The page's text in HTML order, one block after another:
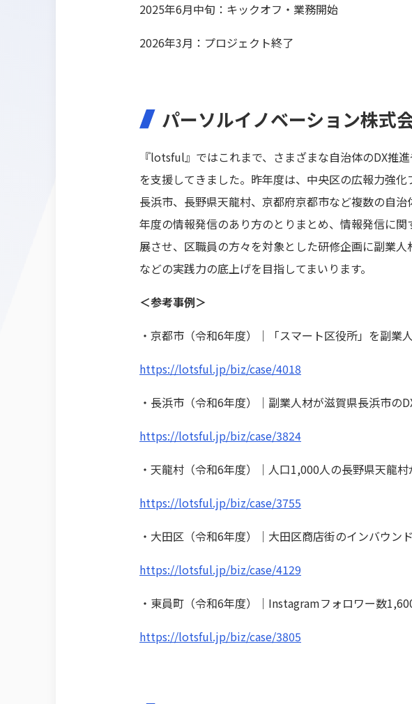
2025年6月中旬：キックオフ・業務開始
2026年3月：プロジェクト終了
パーソルイノベーション株
『lotsful』ではこれまで、さまざまな自治体のDX推
を支援してきました。昨年度は、中央区の広報力強
長浜市、長野県天龍村、京都府京都市など複数の自
年度の情報発信のあり方のとりまとめ、情報発信に
展させ、区職員の方々を対象とした研修企画に副業
などの実践力の底上げを目指してまいります。
＜参考事例＞
・京都市（令和6年度）｜「スマート区役所」を副
https://lotsful.jp/biz/case/4018
・長浜市（令和6年度）｜副業人材が滋賀県長浜市の
https://lotsful.jp/biz/case/3824
・天龍村（令和6年度）｜人口1,000人の長野県天龍村
https://lotsful.jp/biz/case/3755
・大田区（令和6年度）｜大田区商店街のインバウ
https://lotsful.jp/biz/case/4129
・東員町（令和6年度）｜Instagramフォロワー数
https://lotsful.jp/biz/case/3805